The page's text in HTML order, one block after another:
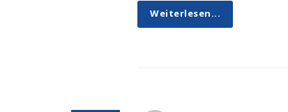
Weiterlesen...